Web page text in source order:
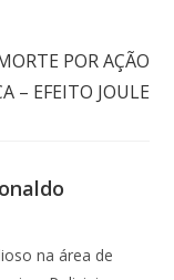
POR AÇÃO
– EFEITO JOULE
na área de